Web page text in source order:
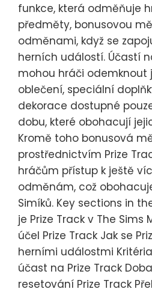
funkce, která odměňuje
předměty, bonusovou
odměnami, když se
herních událostí. Účastí
mohou hráči odemknout
oblečení, speciální
dekorace dostupné
dobu, které obohacují
Kromě toho bonusová
prostřednictvím Prize
hráčům přístup k ještě
odměnám, což
Simíků. Key sections in
je Prize Track v The Sims
účel Prize Track Jak se
herními událostmi
účast na Prize Track
resetování Prize Track